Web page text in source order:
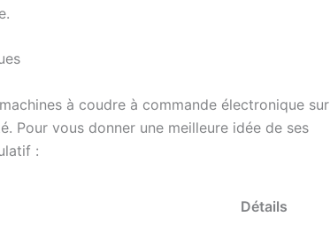
à coudre à commande électronique sur
Pour vous donner une meilleure idée de ses
:
Détails